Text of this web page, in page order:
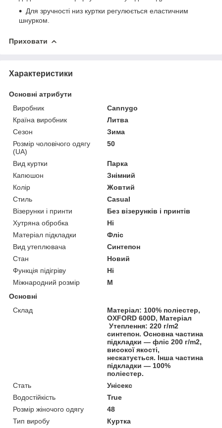
Для зручності низ куртки регулюється еластичним
шнурком.
Приховати
Характеристики
Основні атрибути
Виробник
Cannygo
Країна виробник
Литва
Сезон
Зима
Розмір чоловічого одягу
(UA)
50
Вид куртки
Парка
Капюшон
Знімний
Колір
Жовтий
Стиль
Casual
Візерунки і принти
Без візерунків і принтів
Хутряна обробка
Ні
Матеріал підкладки
Фліс
Вид утеплювача
Синтепон
Стан
Новий
Функція підігріву
Ні
Міжнародний розмір
M
Основні
Склад
Матеріал: 100% поліестер,
OXFORD 600D, Матеріал
Утеплення: 220 г/m2
синтепон. Основна частина
підкладки — фліс 200 г/m2,
високої якості,
нескатується. Інша частина
підкладки — 100%
поліестер.
Стать
Унісекс
Водостійкість
True
Розмір жіночого одягу
48
Тип виробу
Куртка